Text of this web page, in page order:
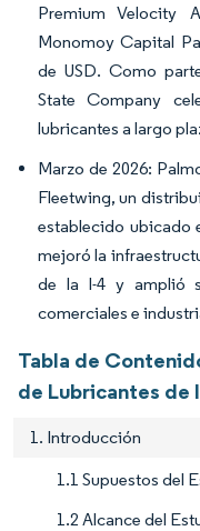
Premium Velocity
Monomoy Capital
de USD. Como
State Company
lubricantes a largo
Marzo de 2026:
Fleetwing, un
establecido ubicado
mejoró la
de la I-4 y amplió
comerciales e
Tabla de
de Lubricantes de
1. Introducción
1.1 Supuestos del
1.2 Alcance del